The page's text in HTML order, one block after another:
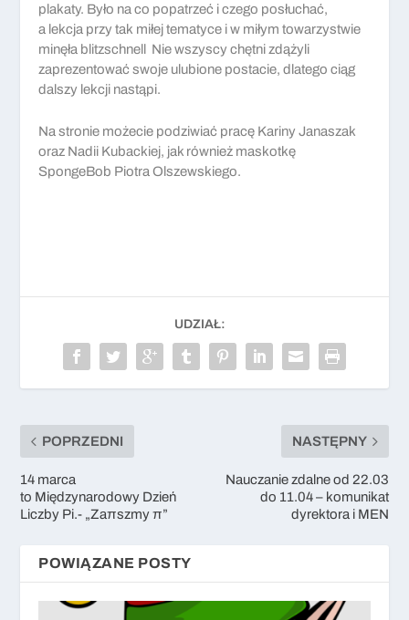
plakaty. Było na co popatrzeć i czego posłuchać,
a lekcja przy tak miłej tematyce i w miłym towarzystwie
minęła blitzschnell Nie wszyscy chętni zdążyli
zaprezentować swoje ulubione postacie, dlatego ciąg
dalszy lekcji nastąpi.
Na stronie możecie podziwiać pracę Kariny Janaszak
oraz Nadii Kubackiej, jak również maskotkę
SpongeBob Piotra Olszewskiego.
UDZIAŁ:
POPRZEDNI
14 marca
to Międzynarodowy Dzień
Liczby Pi.- „Zaπszmy π”
NASTĘPNY
Nauczanie zdalne od 22.03
do 11.04 – komunikat
dyrektora i MEN
POWIĄZANE POSTY